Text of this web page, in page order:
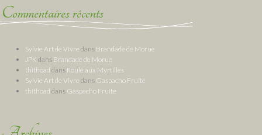
Commentaires récents
Sylvie Art de Vivre dans Brandade de Morue
JPK dans Brandade de Morue
thithoad dans Roulé aux Myrtilles
Sylvie Art de Vivre dans Gaspacho Fruité
thithoad dans Gaspacho Fruité